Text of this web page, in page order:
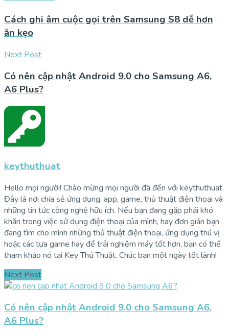
Cách ghi âm cuộc gọi trên Samsung S8 dễ hơn
ăn kẹo
Next Post
Có nên cập nhật Android 9.0 cho Samsung A6,
A6 Plus?
keythuthuat
Hello mọi người! Chào mừng mọi người đã đến với keythuthuat.
Đây là nơi chia sẻ ứng dụng, app, game, thủ thuật điện thoại và
những tin tức công nghệ hữu ích. Nếu bạn đang gặp phải khó
khăn trong việc sử dụng điện thoại của mình, hay đơn giản bạn
đang tìm cho mình những thủ thuật điện thoại, ứng dụng thú vị
hoặc các tựa game hay để trải nghiệm máy tốt hơn, bạn có thể
tham khảo nó tại Key Thủ Thuật. Chúc bạn một ngày tốt lành!
Next Post
Có nên cập nhật Android 9.0 cho Samsung A6,
A6 Plus?